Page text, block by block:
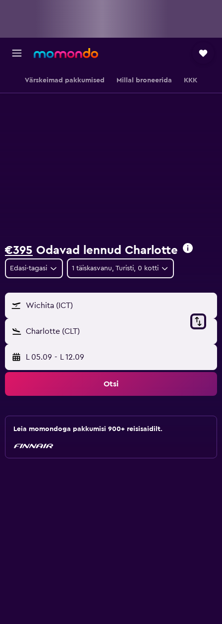
Värskeimad pakkumised Millal broneerida KKK
€395 Odavad lennud Charlotte
Edasi-tagasi 1 täiskasvanu, Turisti, 0 kotti
Wichita (ICT)
Charlotte (CLT)
L 05.09 - L 12.09
Otsi
Leia momondoga pakkumisi 900+ reisisaidilt.